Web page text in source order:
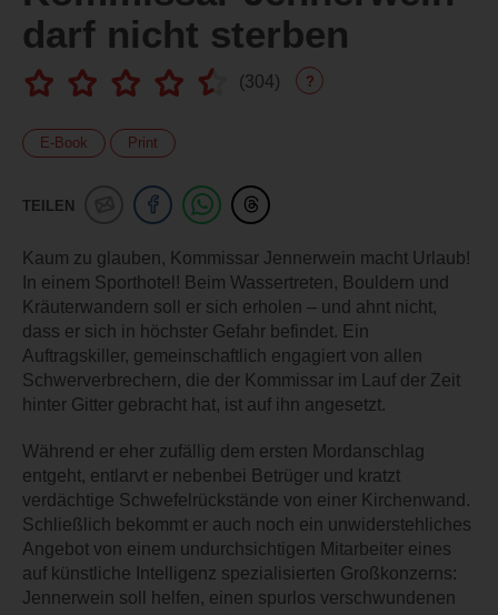
darf nicht sterben
(304) ?
E-Book Print
TEILEN
Kaum zu glauben, Kommissar Jennerwein macht Urlaub!
In einem Sporthotel! Beim Wassertreten, Bouldern und
Kräuterwandern soll er sich erholen – und ahnt nicht,
dass er sich in höchster Gefahr befindet. Ein
Auftragskiller, gemeinschaftlich engagiert von allen
Schwerverbrechern, die der Kommissar im Lauf der Zeit
hinter Gitter gebracht hat, ist auf ihn angesetzt.
Während er eher zufällig dem ersten Mordanschlag
entgeht, entlarvt er nebenbei Betrüger und kratzt
verdächtige Schwefelrückstände von einer Kirchenwand.
Schließlich bekommt er auch noch ein unwiderstehliches
Angebot von einem undurchsichtigen Mitarbeiter eines
auf künstliche Intelligenz spezialisierten Großkonzerns:
Jennerwein soll helfen, einen spurlos verschwundenen